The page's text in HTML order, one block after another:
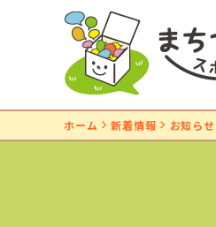
ホーム 新着情報 お知らせ